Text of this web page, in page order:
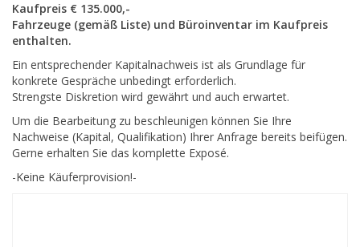
Kaufpreis € 135.000,-
Fahrzeuge (gemäß Liste) und Büroinventar im Kaufpreis
enthalten.
Ein entsprechender Kapitalnachweis ist als Grundlage für
konkrete Gespräche unbedingt erforderlich.
Strengste Diskretion wird gewährt und auch erwartet.
Um die Bearbeitung zu beschleunigen können Sie Ihre
Nachweise (Kapital, Qualifikation) Ihrer Anfrage bereits beifügen.
Gerne erhalten Sie das komplette Exposé.
-Keine Käuferprovision!-